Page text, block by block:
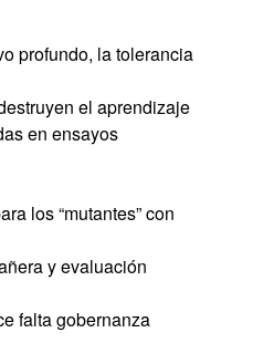
profundo, la tolerancia
el aprendizaje
en ensayos
los “mutantes” con
y evaluación
falta gobernanza